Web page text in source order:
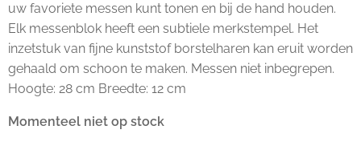
uw favoriete messen kunt tonen en bij de hand houden.
Elk messenblok heeft een subtiele merkstempel. Het
inzetstuk van fijne kunststof borstelharen kan eruit worden
gehaald om schoon te maken. Messen niet inbegrepen.
Hoogte: 28 cm Breedte: 12 cm
Momenteel niet op stock